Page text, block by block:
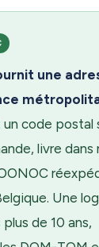
une
code postal
livre dans
Une
de 10 ans,